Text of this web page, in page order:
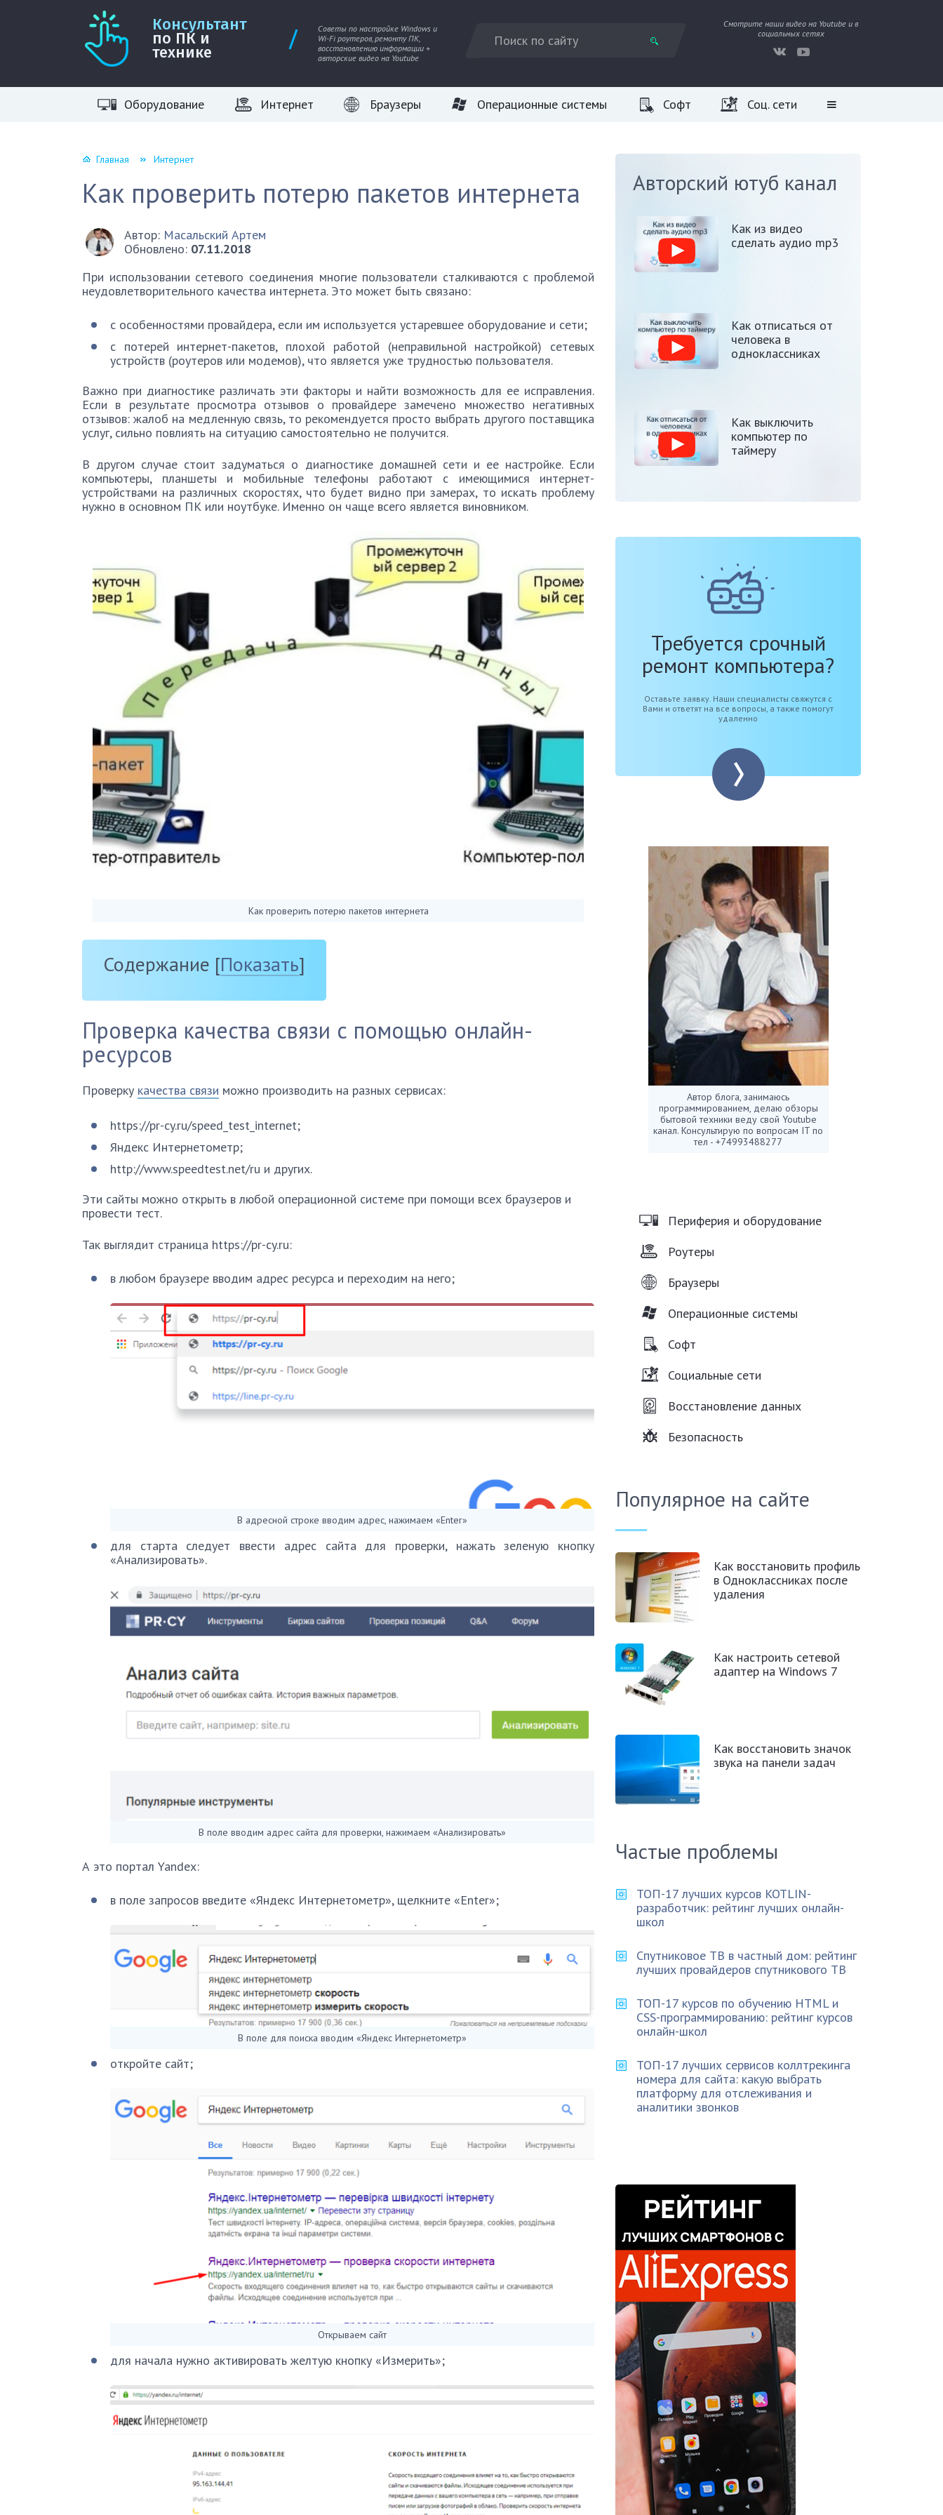
Консультант
по ПК и
технике
Советы по настройке Windows и
Wi-Fi роутеров, ремонту ПК,
восстановлению информации +
авторские видео на Youtube
Смотрите наши видео на Youtube и в
социальных сетях
Оборудование Интернет Браузеры Операционные системы Софт Соц. сети
Главная Интернет
Как проверить потерю пакетов интернета
Автор: Масальский Артем
Обновлено: 07.11.2018
При использовании сетевого соединения многие пользователи сталкиваются с проблемой
неудовлетворительного качества интернета. Это может быть связано:
с особенностями провайдера, если им используется устаревшее оборудование и сети;
с потерей интернет-пакетов, плохой работой (неправильной настройкой) сетевых
устройств (роутеров или модемов), что является уже трудностью пользователя.
Важно при диагностике различать эти факторы и найти возможность для ее исправления.
Если в результате просмотра отзывов о провайдере замечено множество негативных
отзывов: жалоб на медленную связь, то рекомендуется просто выбрать другого поставщика
услуг, сильно повлиять на ситуацию самостоятельно не получится.
В другом случае стоит задуматься о диагностике домашней сети и ее настройке. Если
компьютеры, планшеты и мобильные телефоны работают с имеющимися интернет-
устройствами на различных скоростях, что будет видно при замерах, то искать проблему
нужно в основном ПК или ноутбуке. Именно он чаще всего является виновником.
Как проверить потерю пакетов интернета
Содержание [Показать]
Проверка качества связи с помощью онлайн-
ресурсов
Проверку качества связи можно производить на разных сервисах:
https://pr-cy.ru/speed_test_internet;
Яндекс Интернетометр;
http://www.speedtest.net/ru и других.
Эти сайты можно открыть в любой операционной системе при помощи всех браузеров и
провести тест.
Так выглядит страница https://pr-cy.ru:
в любом браузере вводим адрес ресурса и переходим на него;
В адресной строке вводим адрес, нажимаем «Enter»
для старта следует ввести адрес сайта для проверки, нажать зеленую кнопку
«Анализировать».
В поле вводим адрес сайта для проверки, нажимаем «Анализировать»
А это портал Yandex:
в поле запросов введите «Яндекс Интернетометр», щелкните «Enter»;
В поле для поиска вводим «Яндекс Интернетометр»
откройте сайт;
Открываем сайт
для начала нужно активировать желтую кнопку «Измерить»;
Авторский ютуб канал
Как из видео
сделать аудио mp3
Как отписаться от
человека в
одноклассниках
Как выключить
компьютер по
таймеру
Требуется срочный
ремонт компьютера?
Оставьте заявку. Наши специалисты свяжутся с
Вами и ответят на все вопросы, а также помогут
удаленно
Автор блога, занимаюсь
программированием, делаю обзоры
бытовой техники веду свой Youtube
канал. Консультирую по вопросам IT по
тел - +74993488277
Периферия и оборудование
Роутеры
Браузеры
Операционные системы
Софт
Социальные сети
Восстановление данных
Безопасность
Популярное на сайте
Как восстановить профиль
в Одноклассниках после
удаления
Как настроить сетевой
адаптер на Windows 7
Как восстановить значок
звука на панели задач
Частые проблемы
ТОП-17 лучших курсов KOTLIN-
разработчик: рейтинг лучших онлайн-
школ
Спутниковое ТВ в частный дом: рейтинг
лучших провайдеров спутникового ТВ
ТОП-17 курсов по обучению HTML и
CSS-программированию: рейтинг курсов
онлайн-школ
ТОП-17 лучших сервисов коллтрекинга
номера для сайта: какую выбрать
платформу для отслеживания и
аналитики звонков